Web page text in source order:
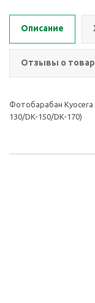
Описание
Отзывы о
Фотобарабан Kyocera
130/DK-150/DK-170)